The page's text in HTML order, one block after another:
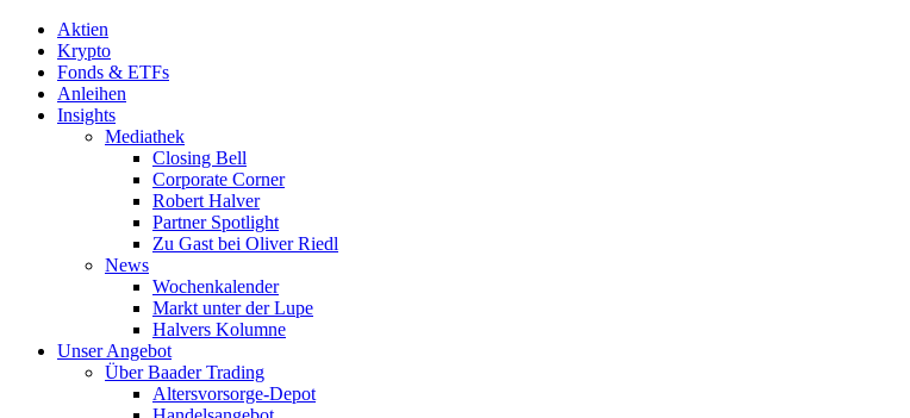
Aktien
Krypto
Fonds & ETFs
Anleihen
Insights
Mediathek
Closing Bell
Corporate Corner
Robert Halver
Partner Spotlight
Zu Gast bei Oliver Riedl
News
Wochenkalender
Markt unter der Lupe
Halvers Kolumne
Unser Angebot
Über Baader Trading
Altersvorsorge-Depot